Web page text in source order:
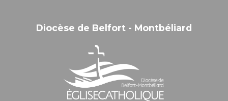
Diocèse de Belfort - Montbéliard